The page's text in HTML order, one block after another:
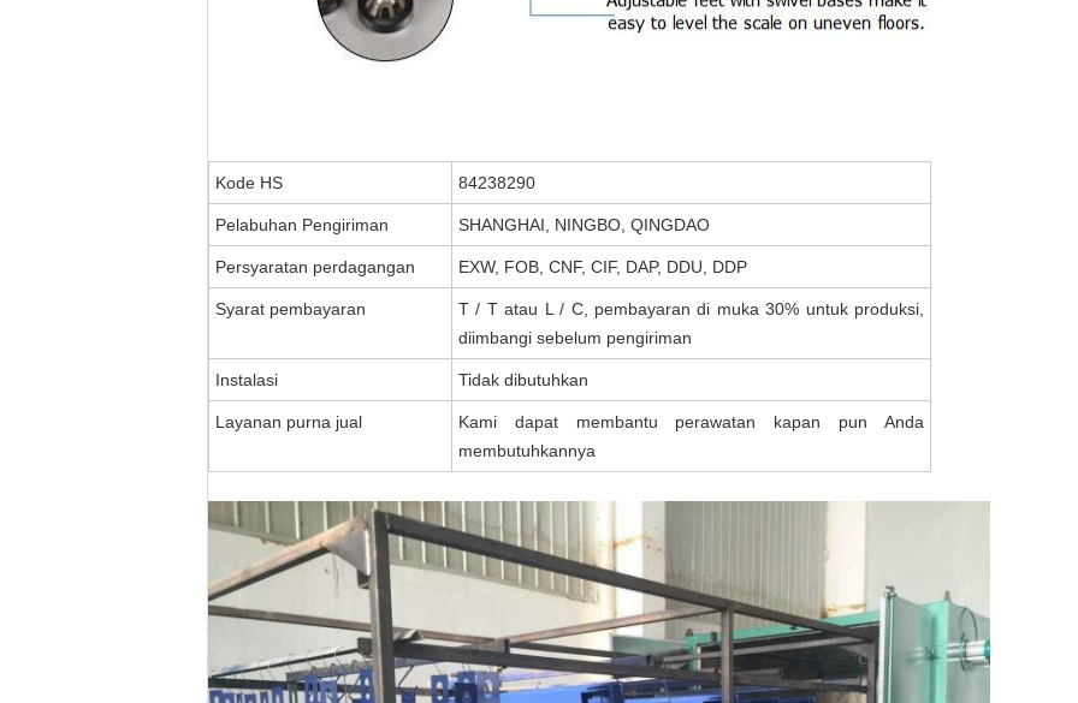
Kode HS 84238290
Pelabuhan Pengiriman SHANGHAI, NINGBO, QINGDAO
Persyaratan perdagangan EXW, FOB, CNF, CIF, DAP, DDU, DDP
Syarat pembayaran
T / T atau L / C, pembayaran di muka 30% untuk produksi,
diimbangi sebelum pengiriman
Instalasi Tidak dibutuhkan
Layanan purna jual
Kami dapat membantu perawatan kapan pun Anda
membutuhkannya